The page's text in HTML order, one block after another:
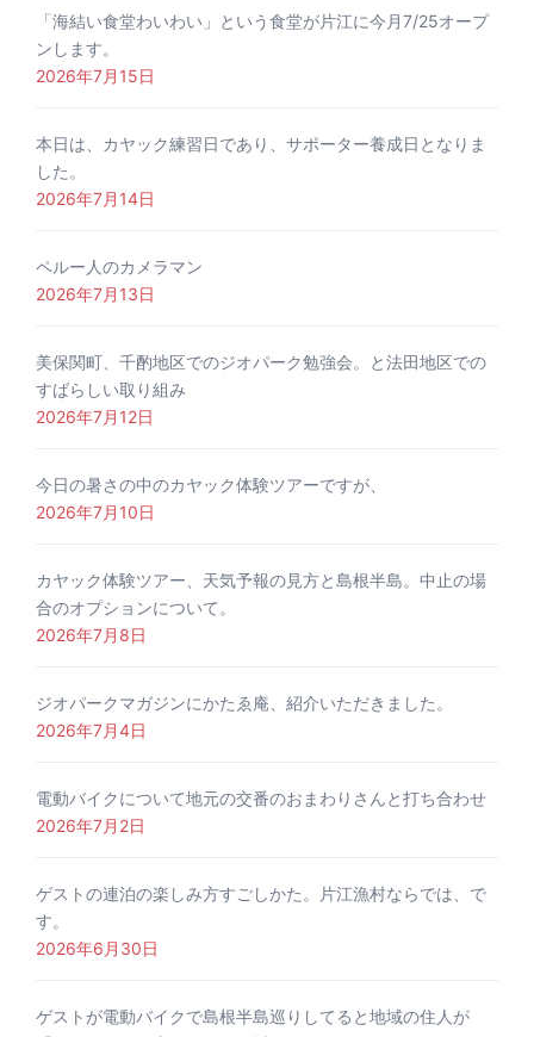
「海結い食堂わいわい」という食堂が片江に今月7/25オープ
ンします。
2026年7月15日
本日は、カヤック練習日であり、サポーター養成日となりま
した。
2026年7月14日
ペルー人のカメラマン
2026年7月13日
美保関町、千酌地区でのジオパーク勉強会。と法田地区での
すばらしい取り組み
2026年7月12日
今日の暑さの中のカヤック体験ツアーですが、
2026年7月10日
カヤック体験ツアー、天気予報の見方と島根半島。中止の場
合のオプションについて。
2026年7月8日
ジオパークマガジンにかたゑ庵、紹介いただきました。
2026年7月4日
電動バイクについて地元の交番のおまわりさんと打ち合わせ
2026年7月2日
ゲストの連泊の楽しみ方すごしかた。片江漁村ならでは、で
す。
2026年6月30日
ゲストが電動バイクで島根半島巡りしてると地域の住人が